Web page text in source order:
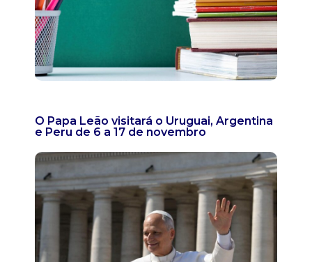
O Papa Leão visitará o Uruguai, Argentina
e Peru de 6 a 17 de novembro